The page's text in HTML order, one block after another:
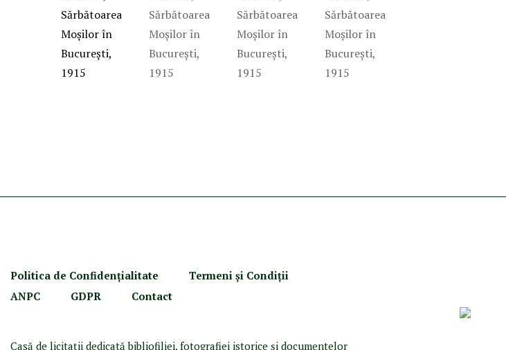
Politica de Confidenţialitate
Termeni şi Condiţii
ANPC
GDPR Contact
Casă de licitaţii dedicată bibliofiliei, fotografiei istorice şi documentelor